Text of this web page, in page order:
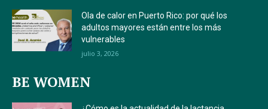
Ola de calor en Puerto Rico: por qué los
adultos mayores están entre los más
vulnerables
julio 3, 2026
BE WOMEN